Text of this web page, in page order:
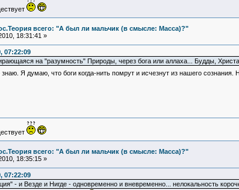
всего: "А был ли мальчик (в смысле: Масса)?"
18:31:41 »
07:22:09
на "разумность" Природы, через бога или аллаха... Будды,
Я думаю, что боги когда-нить помрут и исчезнут из нашего
всего: "А был ли мальчик (в смысле: Масса)?"
18:35:15 »
07:22:09
- и Везде и Нигде - одновременно и вневременно... нелокальность